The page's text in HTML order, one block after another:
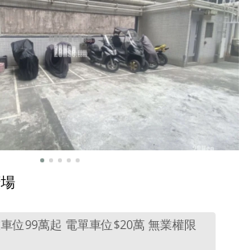
位99萬起 電單車位$20萬 無業權限